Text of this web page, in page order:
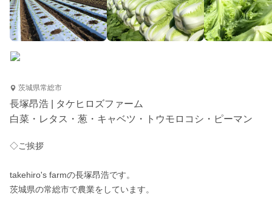
茨城県常総市
長塚昂浩 | タケヒロズファーム
白菜・レタス・葱・キャベツ・トウモロコシ・ピーマン
◇ご挨拶
takehiro's farmの長塚昂浩です。
茨城県の常総市で農業をしています。